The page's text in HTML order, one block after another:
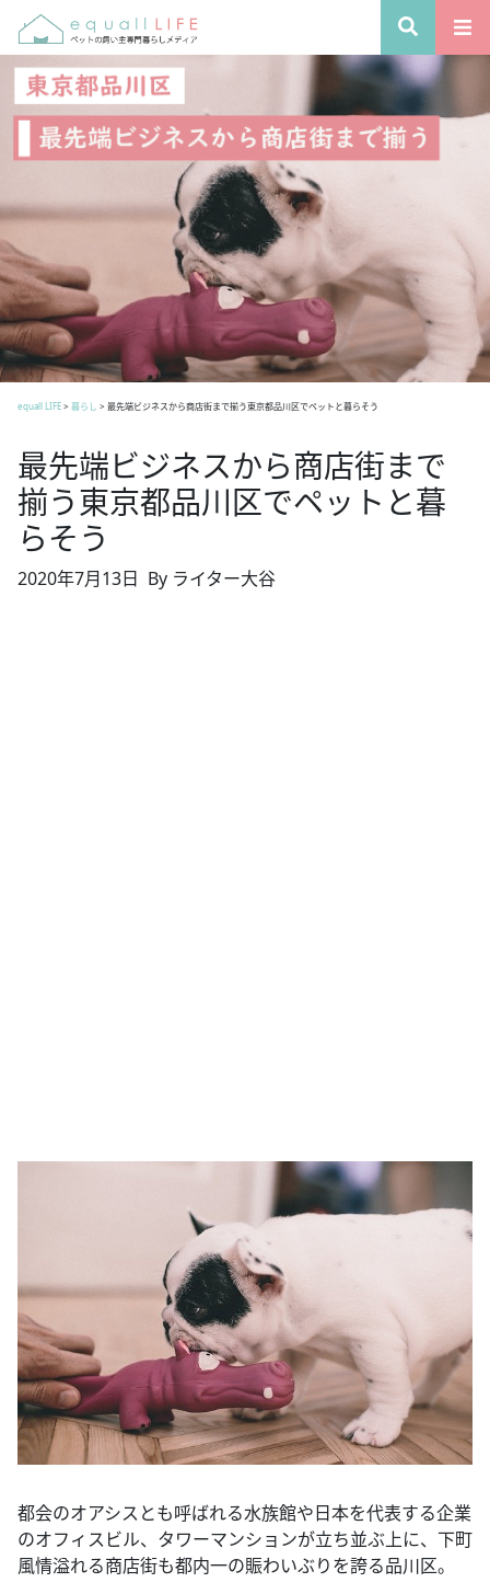
equall LIFE> 暮らし > 最先端ビジネスから商店街まで揃う東京都品川区でペットと暮らそう
最先端ビジネスから商店街まで
揃う東京都品川区でペットと暮
らそう
2020年7月13日 By ライター大谷
都会のオアシスとも呼ばれる水族館や日本を代表する企業
のオフィスビル、タワーマンションが立ち並ぶ上に、下町
風情溢れる商店街も都内一の賑わいぶりを誇る品川区。